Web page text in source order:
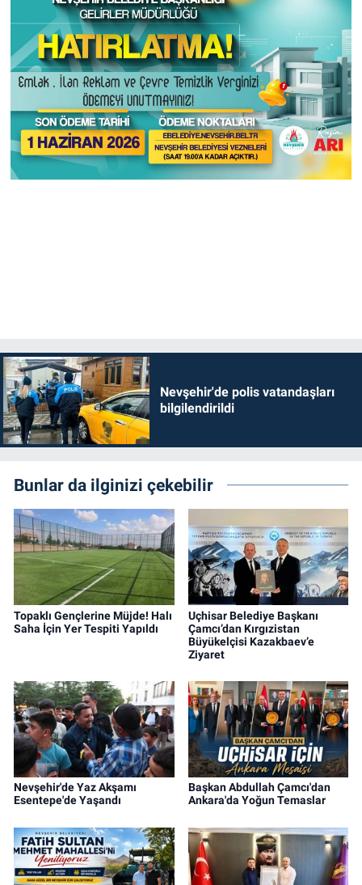
Nevşehir'de polis vatandaşları
bilgilendirildi
Bunlar da ilginizi çekebilir
Topaklı Gençlerine Müjde! Halı
Saha İçin Yer Tespiti Yapıldı
Uçhisar Belediye Başkanı
Çamcı’dan Kırgızistan
Büyükelçisi Kazakbaev’e
Ziyaret
Nevşehir'de Yaz Akşamı
Esentepe'de Yaşandı
Başkan Abdullah Çamcı'dan
Ankara'da Yoğun Temaslar